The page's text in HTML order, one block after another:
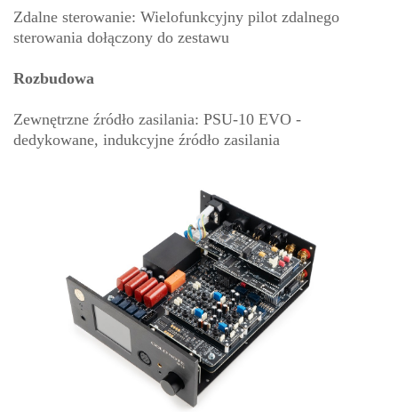
Zdalne sterowanie: Wielofunkcyjny pilot zdalnego
sterowania dołączony do zestawu
Rozbudowa
Zewnętrzne źródło zasilania: PSU-10 EVO -
dedykowane, indukcyjne źródło zasilania